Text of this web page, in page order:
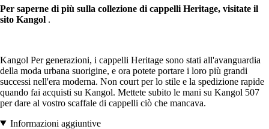
Per saperne di più sulla collezione di cappelli Heritage, visitate il
sito Kangol .
Kangol Per generazioni, i cappelli Heritage sono stati all'avanguardia
della moda urbana suorigine, e ora potete portare i loro più grandi
successi nell'era moderna. Non court per lo stile e la spedizione rapide
quando fai acquisti su Kangol. Mettete subito le mani su Kangol 507
per dare al vostro scaffale di cappelli ciò che mancava.
Informazioni aggiuntive